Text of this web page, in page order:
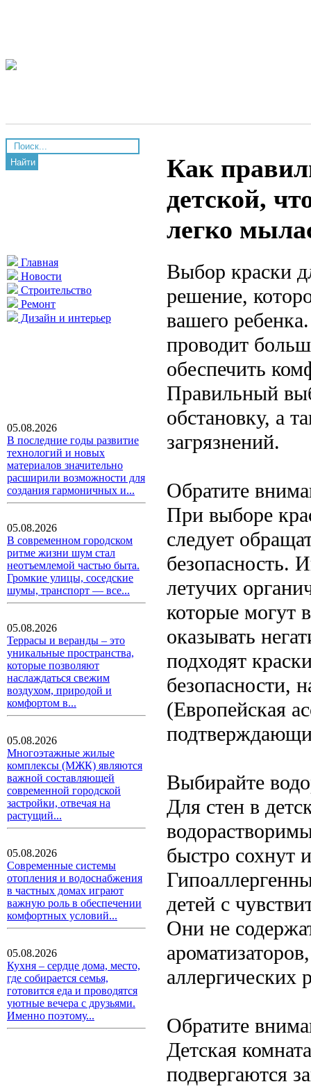
Найти
Главная
Новости
Строительство
Ремонт
Дизайн и интерьер
05.08.2026
В последние годы развитие
технологий и новых
материалов значительно
расширили возможности для
создания гармоничных и...
05.08.2026
В современном городском
ритме жизни шум стал
неотъемлемой частью быта.
Громкие улицы, соседские
шумы, транспорт — все...
05.08.2026
Террасы и веранды – это
уникальные пространства,
которые позволяют
наслаждаться свежим
воздухом, природой и
комфортом в...
05.08.2026
Многоэтажные жилые
комплексы (МЖК) являются
важной составляющей
современной городской
застройки, отвечая на
растущий...
05.08.2026
Современные системы
отопления и водоснабжения
в частных домах играют
важную роль в обеспечении
комфортных условий...
05.08.2026
Кухня – сердце дома, место,
где собирается семья,
готовится еда и проводятся
уютные вечера с друзьями.
Именно поэтому...
Как
детской,
легко
Выбор краски
решение,
вашего
проводит
обеспечить
Правильный
обстановку, а
загрязнений.
Обратите
При выборе
следует
безопасность.
летучих
которые могут
оказывать
подходят
безопасности,
(Европейская
Выбирайте
Для стен в
быстро сохнут
детей с
Они не
аллергических
Обратите
Детская
подвергаются